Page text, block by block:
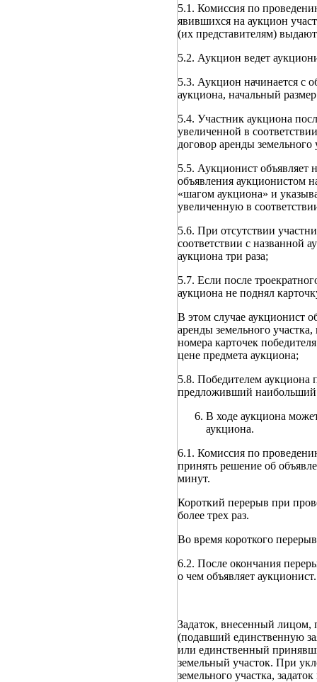
5.1. Комиссия по
явившихся на аукцион
(их представителям)
5.2. Аукцион ведет
5.3. Аукцион начинается с
аукциона, начальный
5.4. Участник аукциона
увеличенной в
договор аренды
5.5. Аукционист объявляет
объявления аукционистом
«шагом аукциона» и
увеличенную в
5.6. При отсутствии
соответствии с названной
аукциона три раза;
5.7. Если после
аукциона не поднял
В этом случае аукционист
аренды земельного
номера карточек
цене предмета аукциона;
5.8. Победителем аукциона
предложивший наибольший
В ходе аукциона
аукциона.
6.1. Комиссия по
принять решение об
минут.
Короткий перерыв при
более трех раз.
Во время короткого
6.2. После окончания
о чем объявляет аукционист.
Задаток, внесенный
(подавший единственную
или единственный
земельный участок. При
земельного участка,